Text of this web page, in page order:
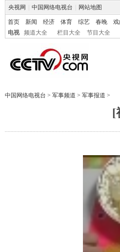
央视网 中国网络电视台 网站地图
首页 新闻 经济 体育 综艺 春晚 戏
电视
频道大全 栏目大全 节目大全
中国网络电视台 > 军事频道 > 军事报道 >
[